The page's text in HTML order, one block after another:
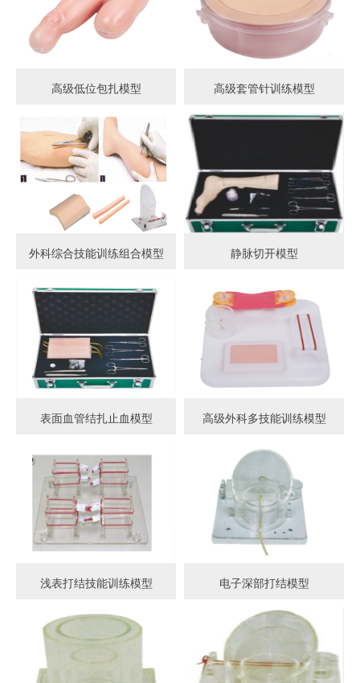
高级低位包扎模型 高级套管针训练模型
外科综合技能训练组合模型 静脉切开模型
表面血管结扎止血模型 高级外科多技能训练模型
浅表打结技能训练模型 电子深部打结模型